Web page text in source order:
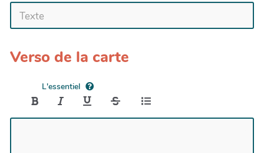
Verso de la carte
L'essentiel